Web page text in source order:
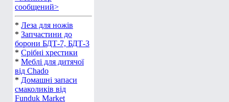
сообщений>
* Леза для ножів
* Запчастини до
борони БДТ-7, БДТ-3
* Срібні хрестики
* Меблі для дитячої
від Chado
* Домашні запаси
смаколиків від
Funduk Market